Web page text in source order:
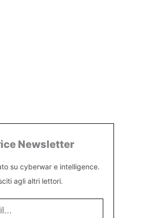
Newsletter
su cyberwar e intelligence.
agli altri lettori.